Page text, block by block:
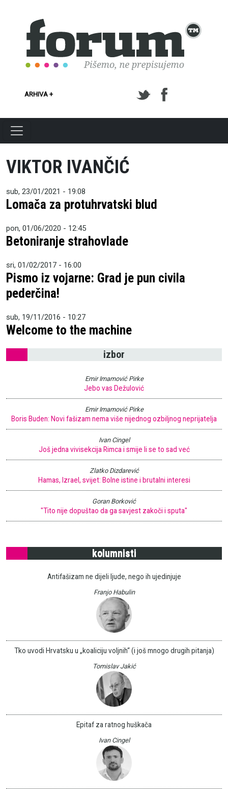
ARHIVA +
VIKTOR IVANČIĆ
sub, 23/01/2021 - 19:08
Lomača za protuhrvatski blud
pon, 01/06/2020 - 12:45
Betoniranje strahovlade
sri, 01/02/2017 - 16:00
Pismo iz vojarne: Grad je pun civila
pederčina!
sub, 19/11/2016 - 10:27
Welcome to the machine
izbor
Emir Imamović Pirke
Jebo vas Dežulović
Emir Imamović Pirke
Boris Buden: Novi fašizam nema više nijednog ozbiljnog neprijatelja
Ivan Cingel
Još jedna vivisekcija Rimca i smije li se to sad već
Zlatko Dizdarević
Hamas, Izrael, svijet: Bolne istine i brutalni interesi
Goran Borković
"Tito nije dopuštao da ga savjest zakoči i sputa"
kolumnisti
Antifašizam ne dijeli ljude, nego ih ujedinjuje
Franjo Habulin
Tko uvodi Hrvatsku u „koaliciju voljnih“ (i još mnogo drugih pitanja)
Tomislav Jakić
Epitaf za ratnog huškača
Ivan Cingel